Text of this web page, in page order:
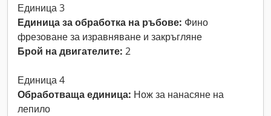
Единица 3
Единица за обработка на ръбове: Фино
фрезоване за изравняване и закръгляне
Брой на двигателите: 2
Единица 4
Обработваща единица: Нож за нанасяне на
лепило